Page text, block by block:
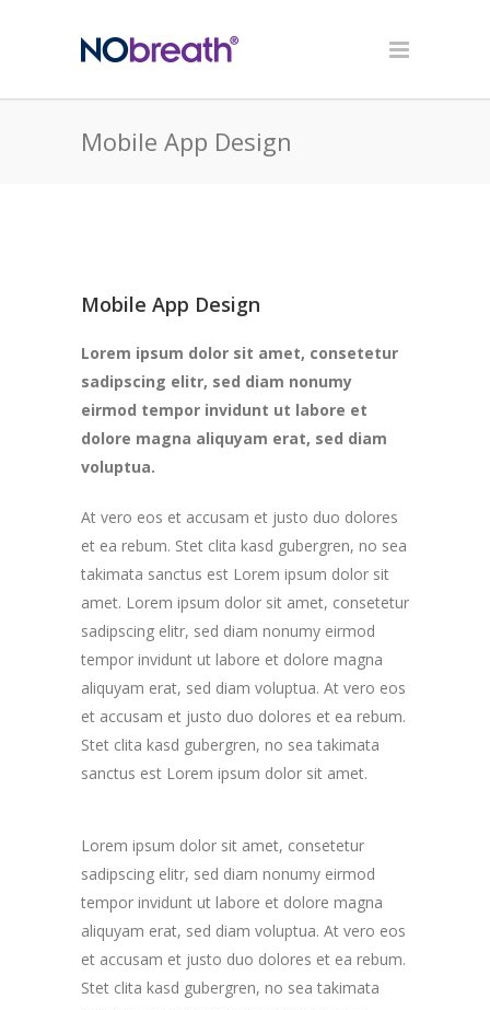
Mobile App Design
Mobile App Design
Lorem ipsum dolor sit amet, consetetur
sadipscing elitr, sed diam nonumy
eirmod tempor invidunt ut labore et
dolore magna aliquyam erat, sed diam
voluptua.
At vero eos et accusam et justo duo dolores
et ea rebum. Stet clita kasd gubergren, no sea
takimata sanctus est Lorem ipsum dolor sit
amet. Lorem ipsum dolor sit amet, consetetur
sadipscing elitr, sed diam nonumy eirmod
tempor invidunt ut labore et dolore magna
aliquyam erat, sed diam voluptua. At vero eos
et accusam et justo duo dolores et ea rebum.
Stet clita kasd gubergren, no sea takimata
sanctus est Lorem ipsum dolor sit amet.
Lorem ipsum dolor sit amet, consetetur
sadipscing elitr, sed diam nonumy eirmod
tempor invidunt ut labore et dolore magna
aliquyam erat, sed diam voluptua. At vero eos
et accusam et justo duo dolores et ea rebum.
Stet clita kasd gubergren, no sea takimata